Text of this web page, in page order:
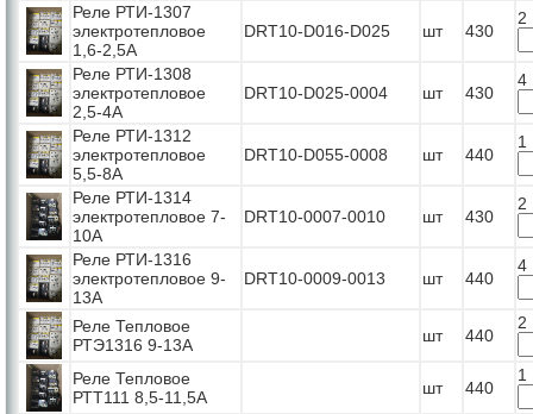
Реле РТИ-1307
электротепловое
1,6-2,5А
DRT10-D016-D025 шт 430
2
Реле РТИ-1308
электротепловое
2,5-4А
DRT10-D025-0004 шт 430
4
Реле РТИ-1312
электротепловое
5,5-8А
DRT10-D055-0008 шт 440
1
Реле РТИ-1314
электротепловое 7-
10А
DRT10-0007-0010 шт 430
2
Реле РТИ-1316
электротепловое 9-
13А
DRT10-0009-0013 шт 440
4
Реле Тепловое
РТЭ1316 9-13А
шт 440
2
Реле Тепловое
РТТ111 8,5-11,5А
шт 440
1